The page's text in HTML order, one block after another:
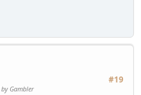
#19
Gambler